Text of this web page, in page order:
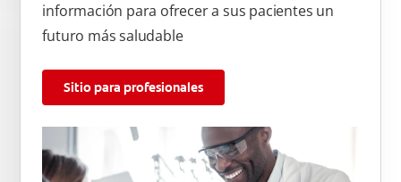
información para ofrecer a sus pacientes un
futuro más saludable
Sitio para profesionales